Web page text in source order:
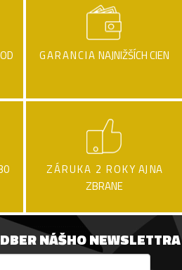
GARANCIA NAJNIŽŠÍCH CIEN
ZÁRUKA 2 ROKY AJ NA
ZBRANE
NÁŠHO NEWSLETTRA